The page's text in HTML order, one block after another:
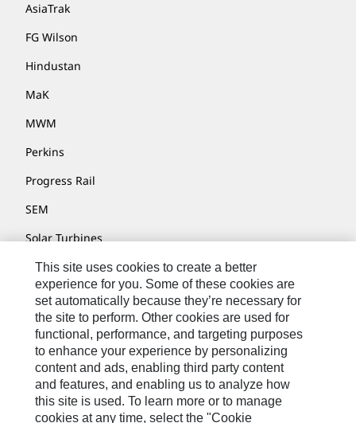
AsiaTrak
FG Wilson
Hindustan
MaK
MWM
Perkins
Progress Rail
SEM
Solar Turbines
SPM Oil & Gas
Turner Powertrain Systems
Kontakt/Imprint
Sitemap
Cookie Settings
This site uses cookies to create a better
experience for you. Some of these cookies are
set automatically because they’re necessary for
the site to perform. Other cookies are used for
functional, performance, and targeting purposes
to enhance your experience by personalizing
content and ads, enabling third party content
and features, and enabling us to analyze how
this site is used. To learn more or to manage
cookies at any time, select the "Cookie